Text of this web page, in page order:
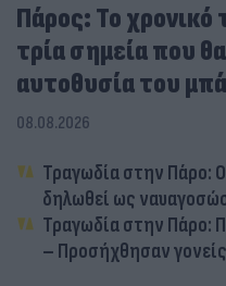
Πάρος: Το χρονικό
τρία σημεία που
αυτοθυσία του
08.08.2026
Τραγωδία στην Πάρο:
δηλωθεί ως
Τραγωδία στην Πάρο:
– Προσήχθησαν